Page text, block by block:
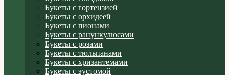
Букеты с гортензией
Букеты с орхидеей
Букеты с пионами
Букеты с ранункулюсами
Букеты с розами
Букеты с тюльпанами
Букеты с хризантемами
Букеты с эустомой